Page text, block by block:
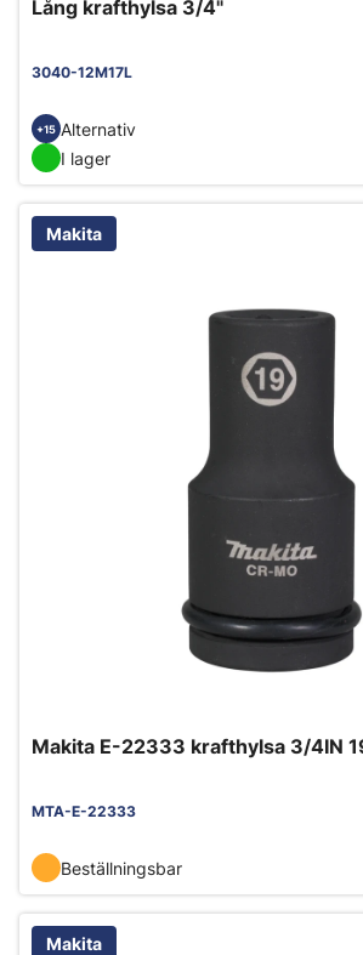
Lång krafthylsa 3/4"
3040-12M17L
+15 Alternativ
I lager
Makita
Makita E-22333 krafthylsa 3/4IN
MTA-E-22333
Beställningsbar
Makita